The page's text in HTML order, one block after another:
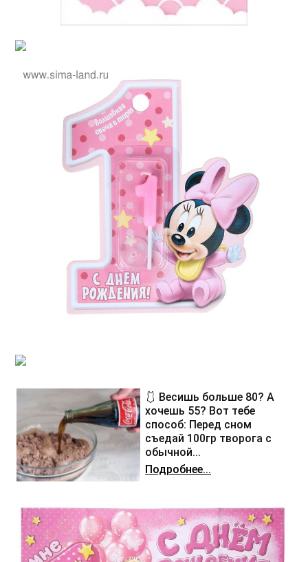
🩱 Весишь больше 80? А
хочешь 55? Вот тебе
способ: Перед сном
съедай 100гр творога с
обычной...
Подробнее...